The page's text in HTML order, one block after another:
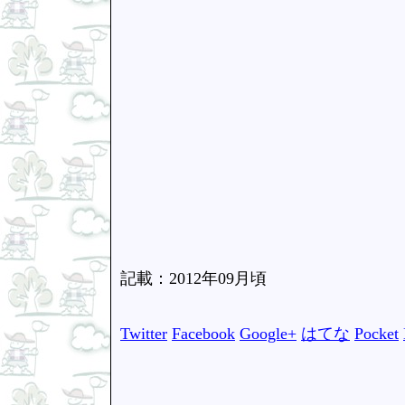
記載：2012年09月頃
Twitter Facebook Google+ はてな Pocket